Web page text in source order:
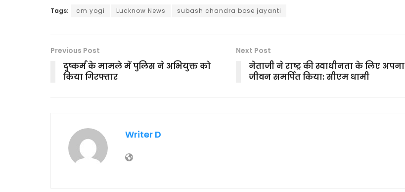
Tags: cm yogi Lucknow News subash chandra bose jayanti
Previous Post
दुष्कर्म के मामले में पुलिस ने अभियुक्त को
किया गिरफ्तार
Next Post
नेताजी ने राष्ट्र की स्वाधीनता के लिए अपना
जीवन समर्पित किया: सीएम धामी
Writer D